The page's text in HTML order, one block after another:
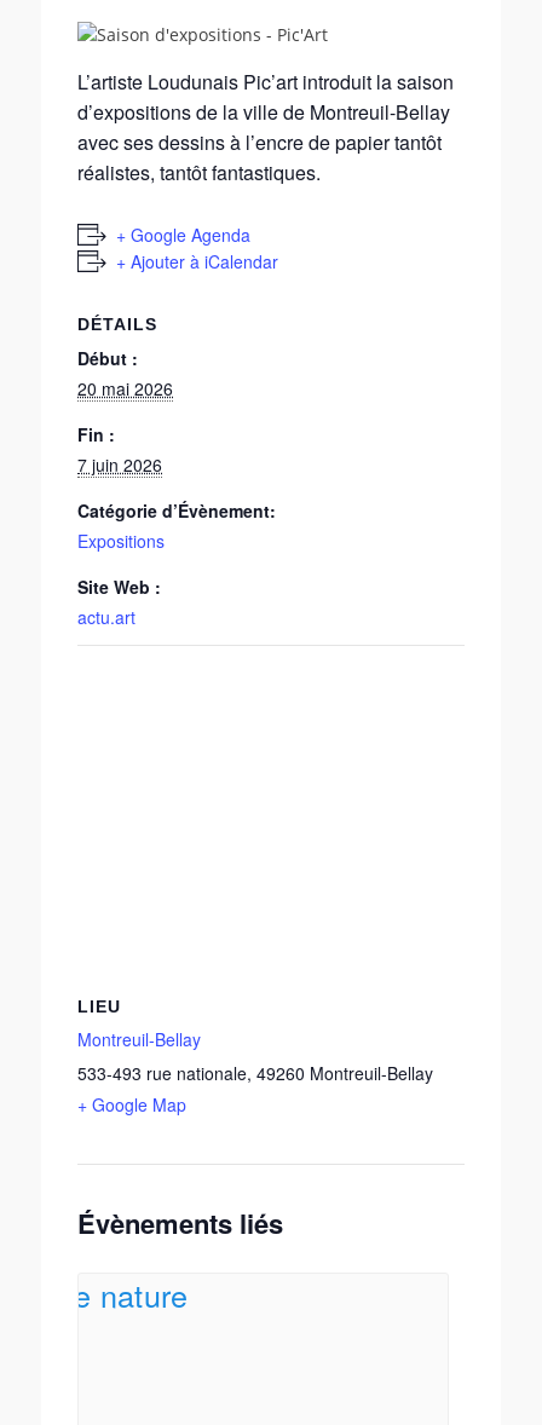
L’artiste Loudunais Pic’art introduit la saison
d’expositions de la ville de Montreuil-Bellay
avec ses dessins à l’encre de papier tantôt
réalistes, tantôt fantastiques.
+ Google Agenda
+ Ajouter à iCalendar
DÉTAILS
Début :
20 mai 2026
Fin :
7 juin 2026
Catégorie d’Évènement:
Expositions
Site Web :
actu.art
LIEU
Montreuil-Bellay
533-493 rue nationale, 49260 Montreuil-Bellay
+ Google Map
Évènements liés